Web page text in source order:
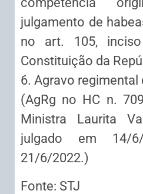
julgamento de
no art. 105,
Constituição da
6. Agravo regimental
(AgRg no HC n.
Ministra Laurita
julgado em 14/
21/6/2022.)
Fonte: STJ